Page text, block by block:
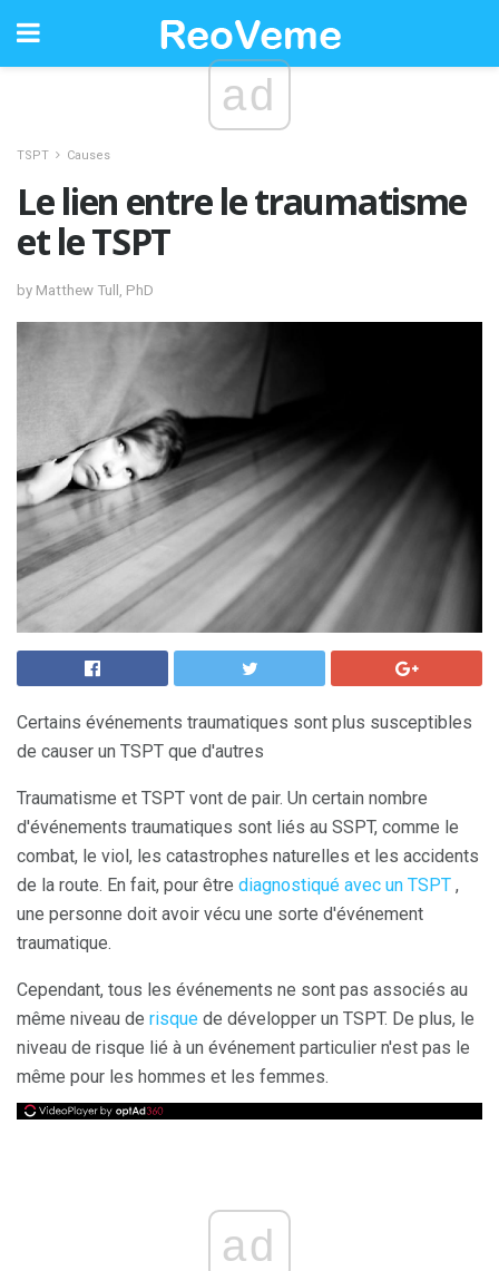
ad
TSPT Causes
Le lien entre le traumatisme
et le TSPT
by Matthew Tull, PhD
Certains événements traumatiques sont plus susceptibles
de causer un TSPT que d'autres
Traumatisme et TSPT vont de pair. Un certain nombre
d'événements traumatiques sont liés au SSPT, comme le
combat, le viol, les catastrophes naturelles et les accidents
de la route. En fait, pour être diagnostiqué avec un TSPT ,
une personne doit avoir vécu une sorte d'événement
traumatique.
Cependant, tous les événements ne sont pas associés au
même niveau de risque de développer un TSPT. De plus, le
niveau de risque lié à un événement particulier n'est pas le
même pour les hommes et les femmes.
ad